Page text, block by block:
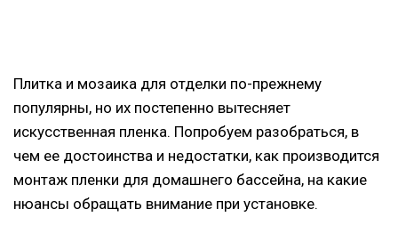
Плитка и мозаика для отделки по-прежнему
популярны, но их постепенно вытесняет
искусственная пленка. Попробуем разобраться, в
чем ее достоинства и недостатки, как производится
монтаж пленки для домашнего бассейна, на какие
нюансы обращать внимание при установке.